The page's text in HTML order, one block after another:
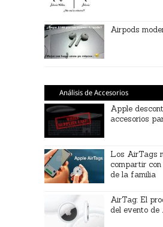
Airpods
Análisis de Accesorios
Apple
accesorios
Los AirTags
compartir
de la familia
AirTag: El
del evento de